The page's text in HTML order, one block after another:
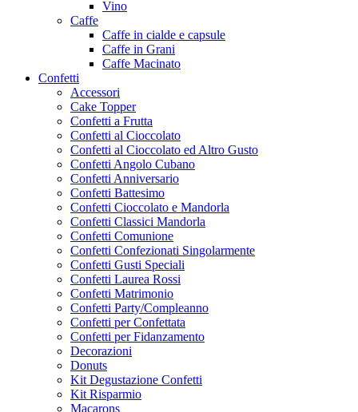
Vino
Caffe
Caffe in cialde e capsule
Caffe in Grani
Caffe Macinato
Confetti
Accessori
Cake Topper
Confetti a Frutta
Confetti al Cioccolato
Confetti al Cioccolato ed Altro Gusto
Confetti Angolo Cubano
Confetti Anniversario
Confetti Battesimo
Confetti Cioccolato e Mandorla
Confetti Classici Mandorla
Confetti Comunione
Confetti Confezionati Singolarmente
Confetti Gusti Speciali
Confetti Laurea Rossi
Confetti Matrimonio
Confetti Party/Compleanno
Confetti per Confettata
Confetti per Fidanzamento
Decorazioni
Donuts
Kit Degustazione Confetti
Kit Risparmio
Macarons